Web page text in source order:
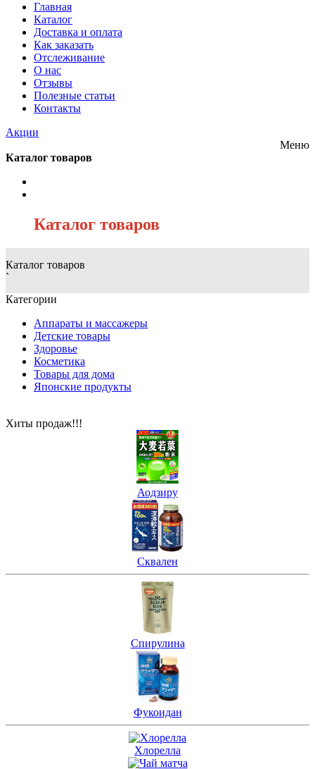
Главная
Каталог
Доставка и оплата
Как заказать
Отслеживание
О нас
Отзывы
Полезные статьи
Контакты
Акции
Меню
Каталог товаров
Каталог товаров
Каталог товаров
`
Категории
Аппараты и массажеры
Детские товары
Здоровье
Косметика
Товары для дома
Японские продукты
Хиты продаж!!!
Аодзиру
Сквален
Спирулина
Фукоидан
Хлорелла